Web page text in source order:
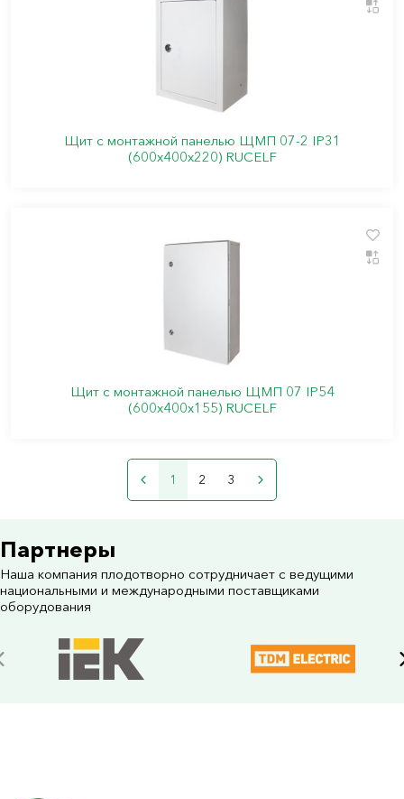
Щит с монтажной панелью ЩМП 07-2 IP31
(600х400х220) RUCELF
Щит с монтажной панелью ЩМП 07 IP54
(600х400х155) RUCELF
1 2 3
Партнеры
Наша компания плодотворно сотрудничает с ведущими
национальными и международными поставщиками
оборудования